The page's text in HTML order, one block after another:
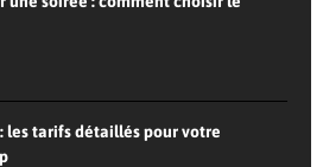
les tarifs détaillés pour votre